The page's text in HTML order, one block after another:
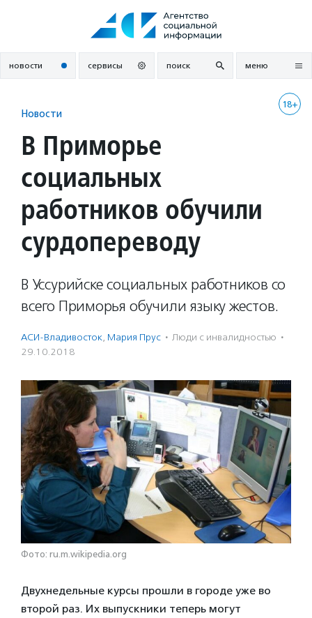
новости сервисы поиск меню
18+
Новости
В Приморье
социальных
работников обучили
сурдопереводу
В Уссурийске социальных работников со
всего Приморья обучили языку жестов.
АСИ-Владивосток, Мария Прус · Люди с инвалидностью ·
29.10.2018
Фото: ru.m.wikipedia.org
Двухнедельные курсы прошли в городе уже во
второй раз. Их выпускники теперь могут